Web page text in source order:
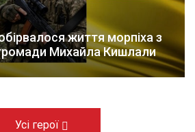
життя морпіха з
Михайла Кишлали
Усі герої